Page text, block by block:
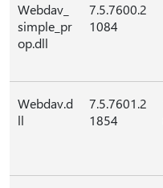
Webdav_
simple_pr
op.dll
7.5.7600.2
1084
Webdav.d
ll
7.5.7601.2
1854